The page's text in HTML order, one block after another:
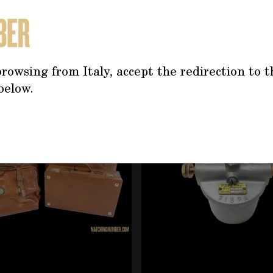
from Italy, accept the redirection to
INTERESSARTI
il tasto tabulazione. È possibile saltare il